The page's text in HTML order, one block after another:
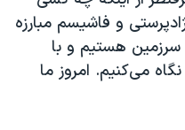
و فاشيسم مبارزه
هستيم و با
می‌کنيم. امروز ما